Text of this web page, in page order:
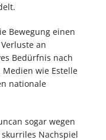
Bewegung einen
an
Bedürfnis nach
wie Estelle
nationale
sogar wegen
Nachspiel